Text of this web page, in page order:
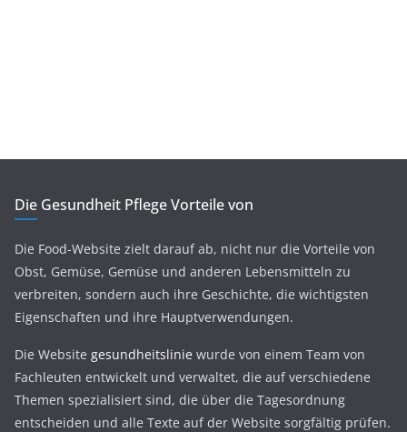
Die Gesundheit Pflege Vorteile von
Die Food-Website zielt darauf ab, nicht nur die Vorteile von
Obst, Gemüse, Gemüse und anderen Lebensmitteln zu
verbreiten, sondern auch ihre Geschichte, die wichtigsten
Eigenschaften und ihre Hauptverwendungen.
Die Website gesundheitslinie wurde von einem Team von
Fachleuten entwickelt und verwaltet, die auf verschiedene
Themen spezialisiert sind, die über die Tagesordnung
entscheiden und alle Texte auf der Website sorgfältig prüfen.